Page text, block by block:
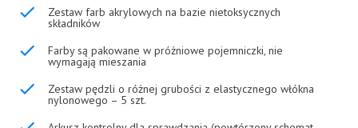
Zestaw farb akrylowych na bazie nietoksycznych
składników
Farby są pakowane w próżniowe pojemniczki, nie
wymagają mieszania
Zestaw pędzli o różnej grubości z elastycznego włókna
nylonowego – 5 szt.